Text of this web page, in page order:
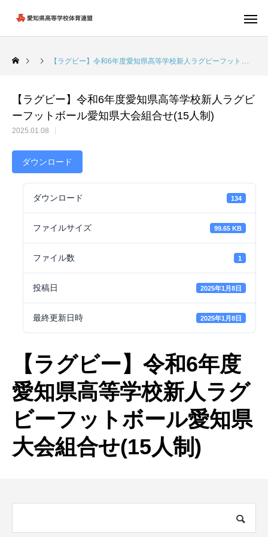
【ラグビー】令和6年度愛知県高等学校新人ラグビーフットボール愛知県大会組合せ(15人制)
【ラグビー】令和6年度愛知県高等学校新人ラグビ
ーフットボール愛知県大会組合せ(15人制)
2025.01.08
ダウンロード
ダウンロード 134
ファイルサイズ 99.65 KB
ファイル数 1
投稿日 2025年1月8日
最終更新日時 2025年1月8日
【ラグビー】令和6年度
愛知県高等学校新人ラグ
ビーフットボール愛知県
大会組合せ(15人制)